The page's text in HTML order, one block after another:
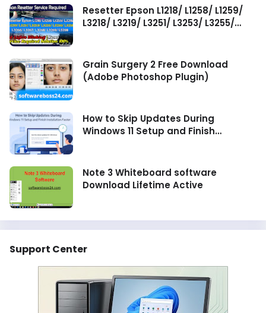
Resetter Epson L1218/ L1258/ L1259/
L3218/ L3219/ L3251/ L3253/ L3255/
Grain Surgery 2 Free Download
(Adobe Photoshop Plugin)
How to Skip Updates During
Windows 11 Setup and Finish
Note 3 Whiteboard software
Download Lifetime Active
Support Center